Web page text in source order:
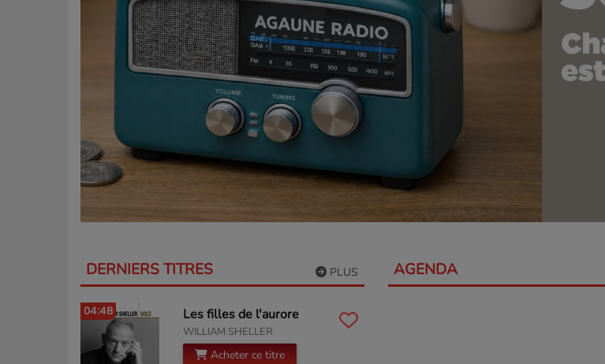
PLUS
DERNIERS TITRES
04:48 Les filles de l'aurore
WILLIAM SHELLER
Acheter ce titre
AGENDA